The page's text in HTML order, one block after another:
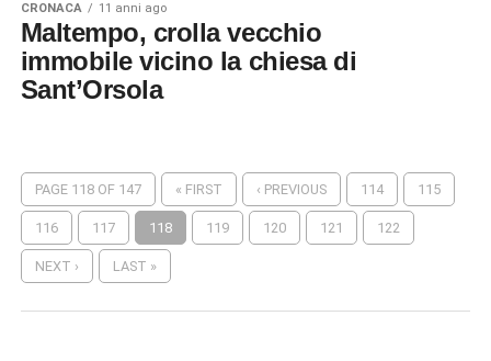
CRONACA 11 anni ago
Maltempo, crolla vecchio
immobile vicino la chiesa di
Sant’Orsola
PAGE 118 OF 147 « FIRST ‹ PREVIOUS 114 115
116 117 118 119 120 121 122
NEXT › LAST »